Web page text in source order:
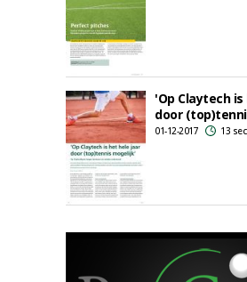
'Op Claytech
door
01-12-2017 13 sec